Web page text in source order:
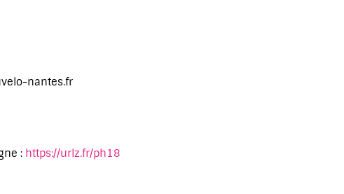
nantes.fr
: https://urlz.fr/ph18